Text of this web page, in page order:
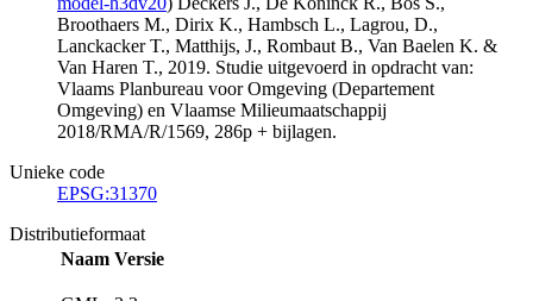
Broothaers M., Dirix K., Hambsch L., Lagrou, D.,
Lanckacker T., Matthijs, J., Rombaut B., Van Baelen K. &
Van Haren T., 2019. Studie uitgevoerd in opdracht van:
Vlaams Planbureau voor Omgeving (Departement
Omgeving) en Vlaamse Milieumaatschappij
2018/RMA/R/1569, 286p + bijlagen.
Unieke code
EPSG:31370
Distributieformaat
Naam Versie